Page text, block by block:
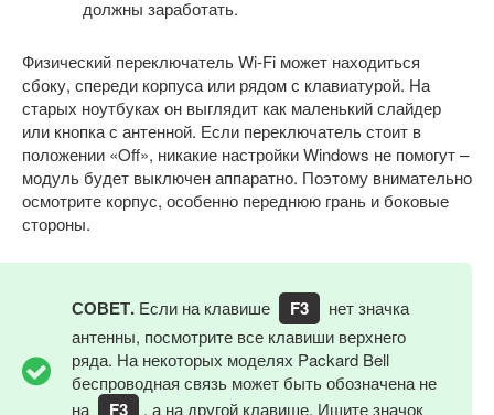
должны заработать.
Физический переключатель Wi-Fi может находиться
сбоку, спереди корпуса или рядом с клавиатурой. На
старых ноутбуках он выглядит как маленький слайдер
или кнопка с антенной. Если переключатель стоит в
положении «Off», никакие настройки Windows не помогут –
модуль будет выключен аппаратно. Поэтому внимательно
осмотрите корпус, особенно переднюю грань и боковые
стороны.
СОВЕТ. Если на клавише F3
нет значка
антенны, посмотрите все клавиши верхнего
ряда. На некоторых моделях Packard Bell
беспроводная связь может быть обозначена не
на
F3
, а на другой клавише. Ищите значок